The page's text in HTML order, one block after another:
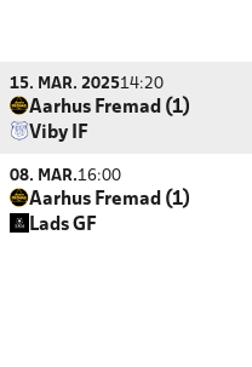
15. MAR. 202514:20
Aarhus Fremad (1)
Viby IF
08. MAR.16:00
Aarhus Fremad (1)
Lads GF